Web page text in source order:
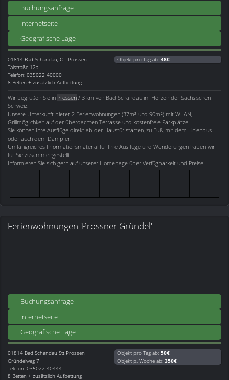
Buchungsanfrage
Internetseite
Geografische Lage
01814 Bad Schandau, OT Prossen
Talstraße 12a
Telefon: 035022 40000
8 Betten + zusätzlich Aufbettung
Objekt pro Tag ab: 48€
Wir begrüßen Sie in Prossen / 3 km von Bad Schandau im Herzen der Sächsischen
Schweiz.
Unsere Unterkunft bietet 2 Ferienwohnungen (37m² und 90m²) mit WLAN,
Grillmöglichkeit auf der überdachten Terrasse und kostenfreie Parkplätze.
Sie können Ihre Ausflüge direkt ab der Haustür starten, zu Fuß, mit dem Linienbus
oder auch dem Dampfer.
Umfangreiches Informationsmaterial für Ihre Ausflüge und Wanderungen haben wir
für Sie zusammengestellt.
Informieren Sie sich gern auf unserer Homepage über Verfügbarkeit und Preise.
Ferienwohnungen 'Prossner Gründel'
Buchungsanfrage
Internetseite
Geografische Lage
01814 Bad Schandau Stt Prossen
Gründelweg 7
Telefon: 035022 40444
8 Betten + zusätzlich Aufbettung
Objekt pro Tag ab: 50€
Objekt p. Woche ab: 350€